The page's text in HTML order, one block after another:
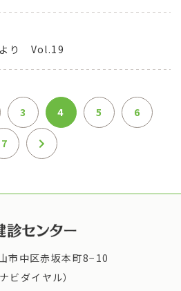
より Vol.19
3 4 5 6
7
市中区赤坂本町8−10
ダイヤル）